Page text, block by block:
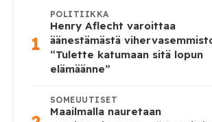
1
POLITIIKKA
Henry Aflecht varoittaa
äänestämästä
“Tulette katumaan sitä lopun
elämäänne”
SOMEUUTISET
Maailmalla nauretaan